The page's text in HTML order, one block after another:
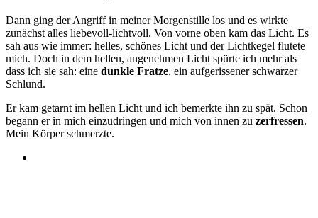
Dann ging der Angriff in meiner Morgenstille los und es wirkte
zunächst alles liebevoll-lichtvoll. Von vorne oben kam das Licht. Es
sah aus wie immer: helles, schönes Licht und der Lichtkegel flutete
mich. Doch in dem hellen, angenehmen Licht spürte ich mehr als
dass ich sie sah: eine dunkle Fratze, ein aufgerissener schwarzer
Schlund.
Er kam getarnt im hellen Licht und ich bemerkte ihn zu spät. Schon
begann er in mich einzudringen und mich von innen zu zerfressen.
Mein Körper schmerzte.